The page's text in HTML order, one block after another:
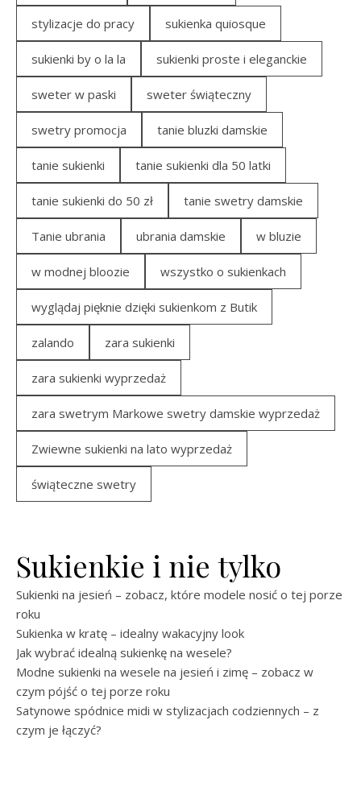
stylizacje do pracy sukienka quiosque
sukienki by o la la sukienki proste i eleganckie
sweter w paski sweter świąteczny
swetry promocja tanie bluzki damskie
tanie sukienki tanie sukienki dla 50 latki
tanie sukienki do 50 zł tanie swetry damskie
Tanie ubrania ubrania damskie w bluzie
w modnej bloozie wszystko o sukienkach
wyglądaj pięknie dzięki sukienkom z Butik
zalando zara sukienki
zara sukienki wyprzedaż
zara swetrym Markowe swetry damskie wyprzedaż
Zwiewne sukienki na lato wyprzedaż
świąteczne swetry
Sukienkie i nie tylko
Sukienki na jesień – zobacz, które modele nosić o tej porze
roku
Sukienka w kratę – idealny wakacyjny look
Jak wybrać idealną sukienkę na wesele?
Modne sukienki na wesele na jesień i zimę – zobacz w
czym pójść o tej porze roku
Satynowe spódnice midi w stylizacjach codziennych – z
czym je łączyć?